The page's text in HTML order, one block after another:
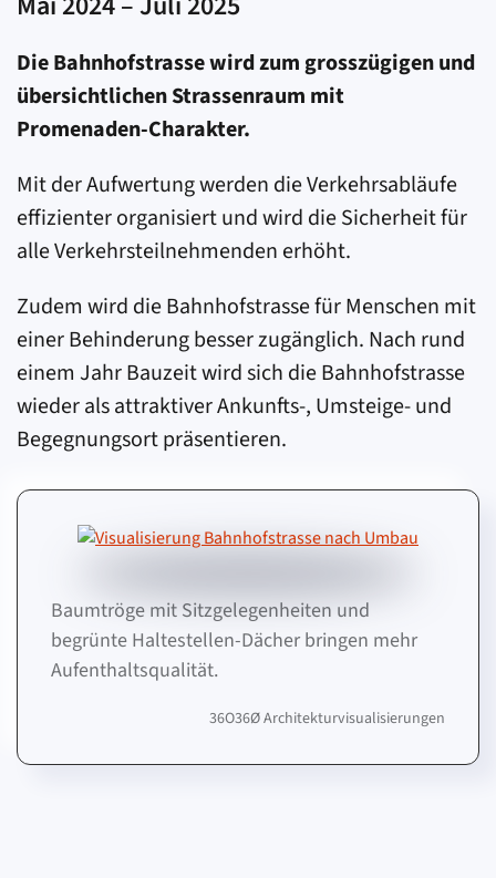
Die Bahnhofstrasse wird zum grosszügigen und
übersichtlichen Strassenraum mit
Promenaden-Charakter.
Mit der Aufwertung werden die Verkehrsabläufe
effizienter organisiert und wird die Sicherheit für
alle Verkehrsteilnehmenden erhöht.
Zudem wird die Bahnhofstrasse für Menschen mit
einer Behinderung besser zugänglich. Nach rund
einem Jahr Bauzeit wird sich die Bahnhofstrasse
wieder als attraktiver Ankunfts-, Umsteige- und
Begegnungsort präsentieren.
Baumtröge mit Sitzgelegenheiten und
begrünte Haltestellen-Dächer bringen mehr
Aufenthaltsqualität.
36O36Ø Architekturvisualisierungen